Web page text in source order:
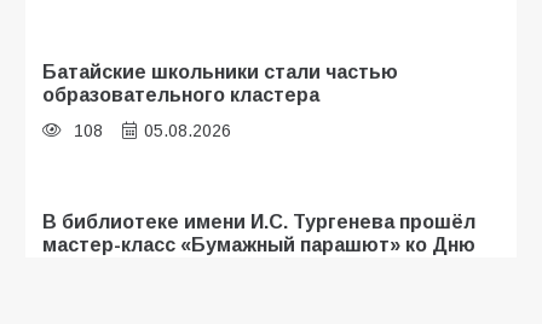
Батайские школьники стали частью
образовательного кластера
108 05.08.2026
В библиотеке имени И.С. Тургенева прошёл
мастер-класс «Бумажный парашют» ко Дню